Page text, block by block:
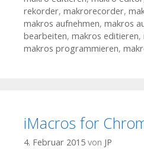
rekorder, makrorecorder,
makros aufnehmen, makros
bearbeiten, makros editieren,
makros programmieren,
iMacros for
4. Februar 2015 von JP